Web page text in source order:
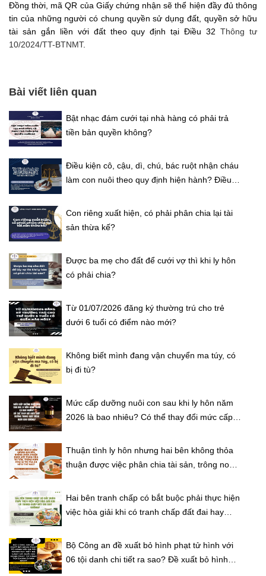
Đồng thời, mã QR của Giấy chứng nhận sẽ thể hiện đầy đủ thông
tin của những người có chung quyền sử dụng đất, quyền sở hữu
tài sản gắn liền với đất theo quy định tại Điều 32Thông tư
10/2024/TT-BTNMT.
Bài viết liên quan
Bật nhạc đám cưới tại nhà hàng có phải trả
tiền bản quyền không?
Điều kiện cô, cậu, dì, chú, bác ruột nhận cháu
làm con nuôi theo quy định hiện hành? Điều
Con riêng xuất hiện, có phải phân chia lại tài
sản thừa kế?
Được ba mẹ cho đất để cưới vợ thì khi ly hôn
có phải chia?
Từ 01/07/2026 đăng ký thường trú cho trẻ
dưới 6 tuổi có điểm nào mới?
Không biết mình đang vận chuyển ma túy, có
bị đi tù?
Mức cấp dưỡng nuôi con sau khi ly hôn năm
2026 là bao nhiêu? Có thể thay đổi mức cấp
Thuận tình ly hôn nhưng hai bên không thỏa
thuận được việc phân chia tài sản, trông nom
Hai bên tranh chấp có bắt buộc phải thực hiện
việc hòa giải khi có tranh chấp đất đai hay
Bộ Công an đề xuất bỏ hình phạt tử hình với
06 tội danh chi tiết ra sao? Đề xuất bỏ hình